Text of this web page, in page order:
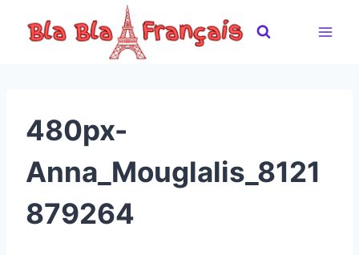
480px-
Anna_Mouglalis_8121
879264